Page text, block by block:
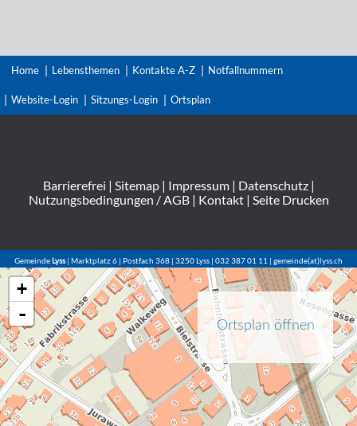
Home Lebensthemen Kontakte A-Z Notfallnummern
Website-Login Sitzungs-Login Ortsplan
Barrierefrei | Sitemap| Impressum| Datenschutz|
Nutzungsbedingungen / AGB| Kontakt| Seite Drucken
GemeindeLyss| Marktplatz 6 | Postfach 368 | 3250 Lyss | 032 387 01 11 | gemeinde(at)lyss.ch